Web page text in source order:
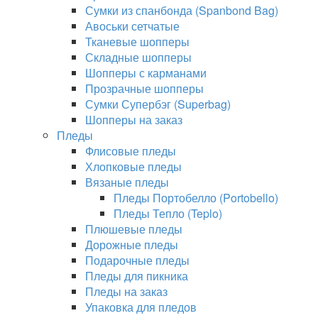
Сумки из спанбонда (Spanbond Bag)
Авоськи сетчатые
Тканевые шопперы
Складные шопперы
Шопперы с карманами
Прозрачные шопперы
Сумки Супербэг (Superbag)
Шопперы на заказ
Пледы
Флисовые пледы
Хлопковые пледы
Вязаные пледы
Пледы Портобелло (Portobello)
Пледы Тепло (Teplo)
Плюшевые пледы
Дорожные пледы
Подарочные пледы
Пледы для пикника
Пледы на заказ
Упаковка для пледов